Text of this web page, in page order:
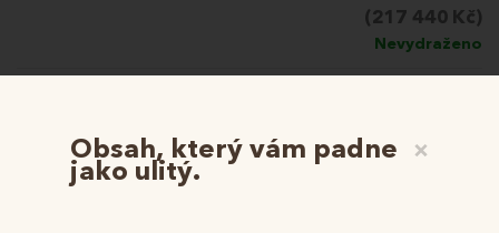
(217 440 Kč)
Nevydraženo
×
Obsah, který vám padne
jako ulitý.